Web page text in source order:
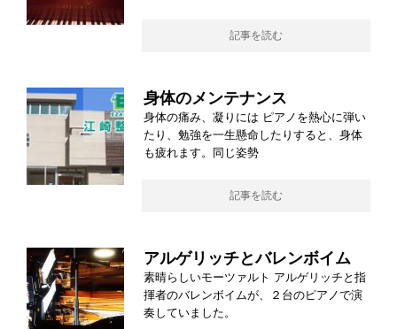
記事を読む
身体のメンテナンス
身体の痛み、凝りには ピアノを熱心に弾い
たり、勉強を一生懸命したりすると、身体
も疲れます。同じ姿勢
記事を読む
アルゲリッチとバレンボイム
素晴らしいモーツァルト アルゲリッチと指
揮者のバレンボイムが、２台のピアノで演
奏していました。